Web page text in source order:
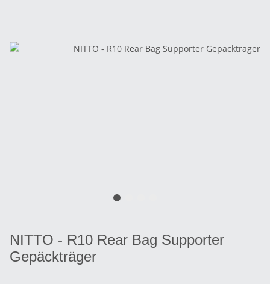
NITTO - R10 Rear Bag Supporter
Gepäckträger